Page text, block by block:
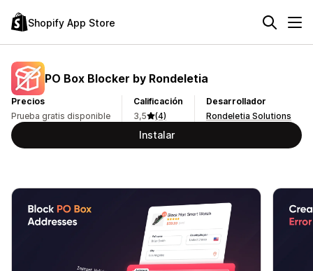
Shopify App Store
PO Box Blocker by Rondeletia
Precios
Prueba gratis disponible
Calificación
3,5
(4)
Desarrollador
Rondeletia Solutions
Instalar